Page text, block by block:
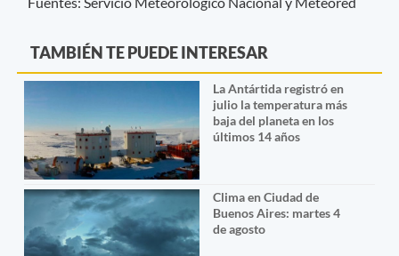
TAMBIÉN TE PUEDE INTERESAR
La Antártida registró en
julio la temperatura más
baja del planeta en los
últimos 14 años
Clima en Ciudad de
Buenos Aires: martes 4
de agosto